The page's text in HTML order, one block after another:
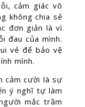
cảm giác vô
không chia sẻ
đơn giản là vì
đau của mình.
vẻ để bảo vệ
mình.
cảm cười là sự
ý nghĩ tự làm
mắc trầm